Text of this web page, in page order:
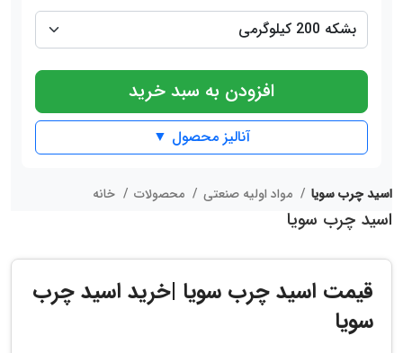
افزودن به سبد خرید
آنالیز محصول ▼
اسید چرب سویا
اسید چرب سویا
قیمت اسید چرب سویا |خرید اسید چرب
سویا